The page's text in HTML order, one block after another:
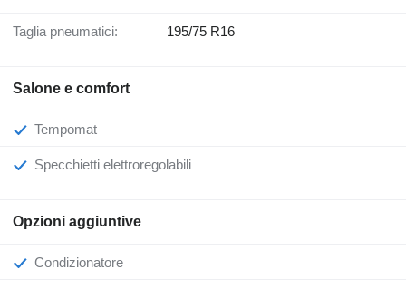
Taglia pneumatici: 195/75 R16
Salone e comfort
Tempomat
Specchietti elettroregolabili
Opzioni aggiuntive
Condizionatore